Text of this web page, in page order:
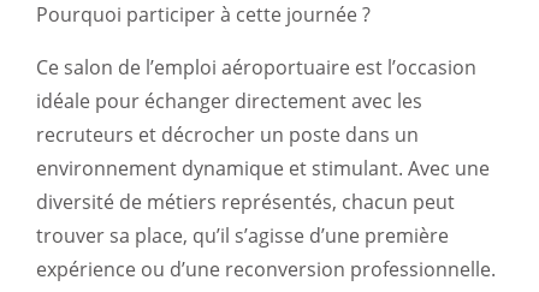
Pourquoi participer à cette journée ?
Ce salon de l’emploi aéroportuaire est l’occasion
idéale pour échanger directement avec les
recruteurs et décrocher un poste dans un
environnement dynamique et stimulant. Avec une
diversité de métiers représentés, chacun peut
trouver sa place, qu’il s’agisse d’une première
expérience ou d’une reconversion professionnelle.